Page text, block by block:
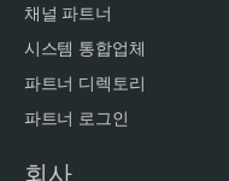
채널 파트너
시스템 통합업체
파트너 디렉토리
파트너 로그인
회사